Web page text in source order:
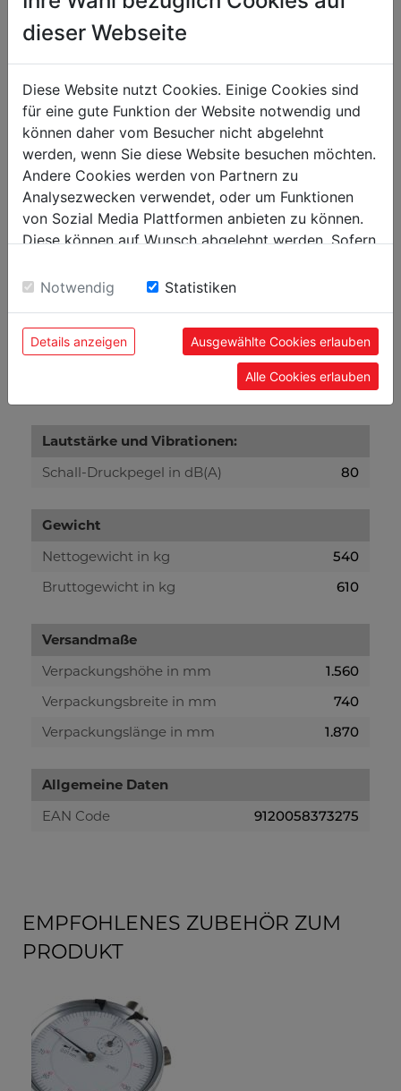
Drehspindeldrehzahl
in min-1
(I): 70-440; (II) 350-2000
Spindel Konus
MK5/MT5
Reitstockkonus
MK3/MT3
Längsvorschub
0,053-1,29 mm (40)
Quervorschub
0,013-0,31 mm (40)
Verfahrweg Längsschlitten in mm
700 mm
Verfahrweg Querschlitten in mm
150 mm
Pinolenweg in mm
Gewinde Metrisch in mm/r
0,4-7 (32)
Gewinde Zoll
4-60 TPI (36)
20 x 18 mm
Lautstärke und Vibrationen:
Schall-Druckpegel in dB(A)
80
Gewicht
Nettogewicht in kg
540
Bruttogewicht in kg
610
Versandmaße
Verpackungshöhe in mm
1.560
Verpackungsbreite in mm
740
Verpackungslänge in mm
1.870
Allgemeine Daten
EAN Code
9120058373275
EMPFOHLENES ZUBEHÖR ZUM
PRODUKT
dieser Webseite
Diese Website nutzt Cookies. Einige Cookies sind
für eine gute Funktion der Website notwendig und
können daher vom Besucher nicht abgelehnt
werden, wenn Sie diese Website besuchen möchten.
Andere Cookies werden von Partnern zu
Analysezwecken verwendet, oder um Funktionen
von Sozial Media Plattformen anbieten zu können.
Diese können auf Wunsch abgelehnt werden. Sofern
Einwilligung zu unseren Cookies.
Notwendig Statistiken
Details anzeigen Ausgewählte Cookies erlauben
Alle Cookies erlauben